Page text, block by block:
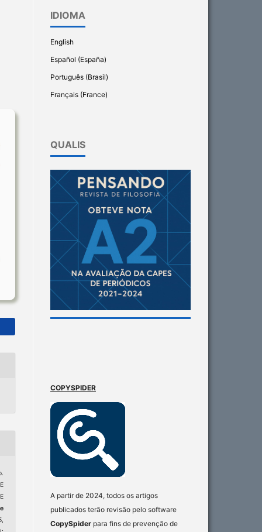
IDIOMA
English
Español (España)
Português (Brasil)
Français (France)
QUALIS
COPYSPIDER
A partir de 2024, todos os artigos
publicados terão revisão pelo software
CopySpider para fins de prevenção de